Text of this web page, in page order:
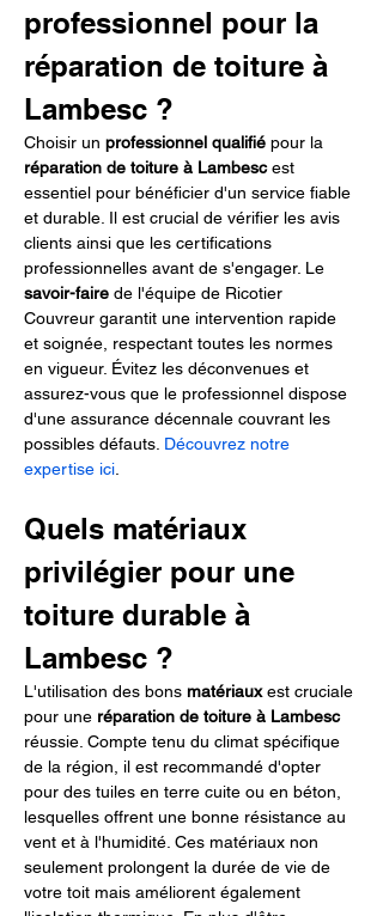
professionnel pour la
réparation de toiture à
Lambesc ?
Choisir un professionnel qualifié pour la
réparation de toiture à Lambesc est
essentiel pour bénéficier d'un service fiable
et durable. Il est crucial de vérifier les avis
clients ainsi que les certifications
professionnelles avant de s'engager. Le
savoir-faire de l'équipe de Ricotier
Couvreur garantit une intervention rapide
et soignée, respectant toutes les normes
en vigueur. Évitez les déconvenues et
assurez-vous que le professionnel dispose
d'une assurance décennale couvrant les
possibles défauts. Découvrez notre
expertise ici
Quels matériaux
privilégier pour une
toiture durable à
Lambesc ?
L'utilisation des bons matériaux est cruciale
pour une réparation de toiture à Lambesc
réussie. Compte tenu du climat spécifique
de la région, il est recommandé d'opter
pour des tuiles en terre cuite ou en béton,
lesquelles offrent une bonne résistance au
vent et à l'humidité. Ces matériaux non
seulement prolongent la durée de vie de
votre toit mais améliorent également